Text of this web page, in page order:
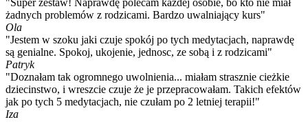
"Super zestaw! Naprawdę polecam każdej osobie, bo kto nie miał
żadnych problemów z rodzicami. Bardzo uwalniający kurs"
Ola
"Jestem w szoku jaki czuje spokój po tych medytacjach, naprawdę
są genialne. Spokoj, ukojenie, jednosc, ze sobą i z rodzicami"
Patryk
"Doznałam tak ogromnego uwolnienia... miałam strasznie cieżkie
dziecinstwo, i wreszcie czuje że je przepracowałam. Takich efektów
jak po tych 5 medytacjach, nie czułam po 2 letniej terapii!"
Iza